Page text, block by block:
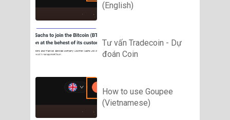
(English)
Tư vấn Tradecoin - Dự
đoán Coin
How to use Goupee
(Vietnamese)